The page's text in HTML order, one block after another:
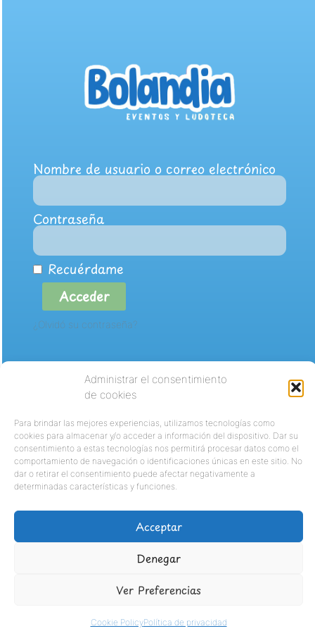
Administrar el consentimiento
de cookies
Para brindar las mejores experiencias, utilizamos tecnologías como
cookies para almacenar y/o acceder a información del dispositivo. Dar su
consentimiento a estas tecnologías nos permitirá procesar datos como el
comportamiento de navegación o identificaciones únicas en este sitio. No
dar o retirar el consentimiento puede afectar negativamente a
determinadas características y funciones.
Acceptar
Denegar
Ver Preferencias
Cookie PolicyPolítica de privacidad
Nombre de usuario o correo electrónico
Contraseña
Recuérdame
Acceder
¿Olvidó su contraseña?